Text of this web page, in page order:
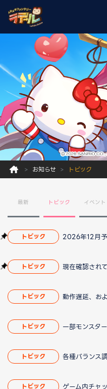
お知らせ トピック
最新 トピック イベント
トピック
トピック
トピック
トピック
トピック 各種バランス
トピック ゲーム内チャ